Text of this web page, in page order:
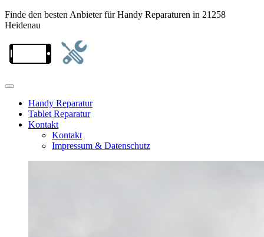
Finde den besten Anbieter für Handy Reparaturen in 21258
Heidenau
Handy Reparatur
Tablet Reparatur
Kontakt
Kontakt
Impressum & Datenschutz